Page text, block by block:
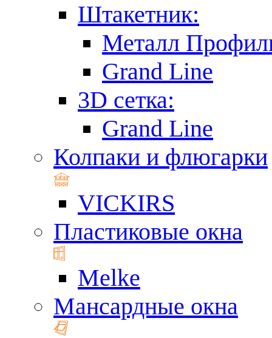
Штакетник:
Металл
Grand Line
3D сетка:
Grand Line
Колпаки и флюгарки
VICKIRS
Пластиковые окна
Melke
Мансардные окна